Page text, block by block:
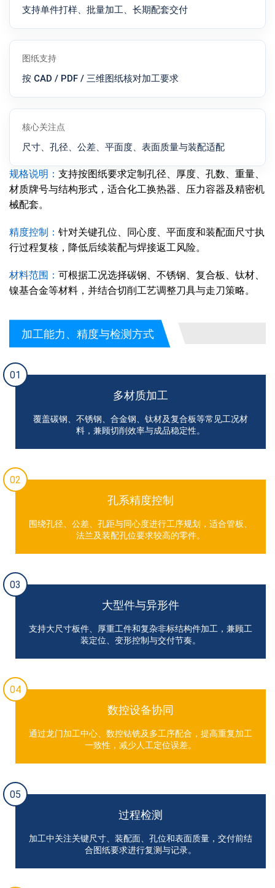
支持单件打样、批量加工、长期配套交付
图纸支持
按 CAD / PDF / 三维图纸核对加工要求
核心关注点
尺寸、孔径、公差、平面度、表面质量与装配适配
规格说明： 支持按图纸要求定制孔径、厚度、孔数、重量、
材质牌号与结构形式，适合化工换热器、压力容器及精密机
械配套。
精度控制： 针对关键孔位、同心度、平面度和装配面尺寸执
行过程复核，降低后续装配与焊接返工风险。
材料范围： 可根据工况选择碳钢、不锈钢、复合板、钛材、
镍基合金等材料，并结合切削工艺调整刀具与走刀策略。
加工能力、精度与检测方式
01
多材质加工
覆盖碳钢、不锈钢、合金钢、钛材及复合板等常见工况材
料，兼顾切削效率与成品稳定性。
02
孔系精度控制
围绕孔径、公差、孔距与同心度进行工序规划，适合管板、
法兰及装配孔位要求较高的零件。
03
大型件与异形件
支持大尺寸板件、厚重工件和复杂非标结构件加工，兼顾工
装定位、变形控制与交付节奏。
04
数控设备协同
通过龙门加工中心、数控钻铣及多工序配合，提高重复加工
一致性，减少人工定位误差。
05
过程检测
加工中关注关键尺寸、装配面、孔位和表面质量，交付前结
合图纸要求进行复测与记录。